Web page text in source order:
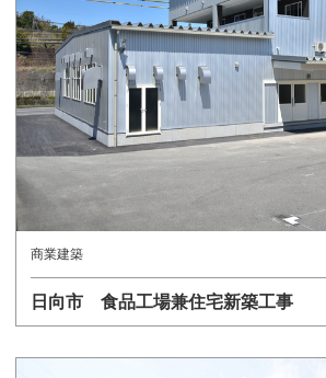
商業建築
日向市 食品工場兼住宅新築工事
詳しく見る